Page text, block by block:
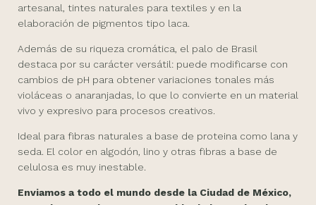
artesanal, tintes naturales para textiles y en la
elaboración de pigmentos tipo laca.
Además de su riqueza cromática, el palo de Brasil
destaca por su carácter versátil: puede modificarse con
cambios de pH para obtener variaciones tonales más
violáceas o anaranjadas, lo que lo convierte en un material
vivo y expresivo para procesos creativos.
Ideal para fibras naturales a base de proteina como lana y
seda. El color en algodón, lino y otras fibras a base de
celulosa es muy inestable.
Enviamos a todo el mundo desde la Ciudad de México,